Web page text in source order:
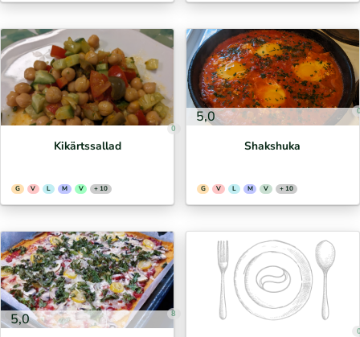
0
Kikärtssallad
G V L M V + 10
5,0
Shakshuka
G V L M V + 10
5,0 8